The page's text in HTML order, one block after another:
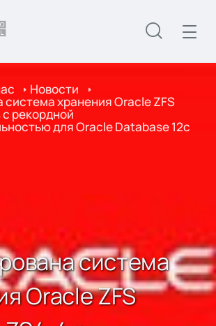
Новости
хранения Oracle ZFS
рекордной
для Oracle Database 12c
система
Oracle ZFS